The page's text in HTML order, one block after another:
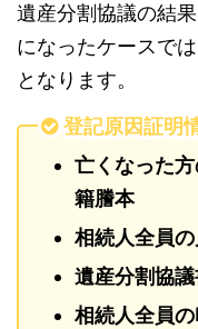
遺産分割協議の結
になったケースで
となります。
登記原因証明
亡くなった
籍謄本
相続人全員
遺産分割協議
相続人全員